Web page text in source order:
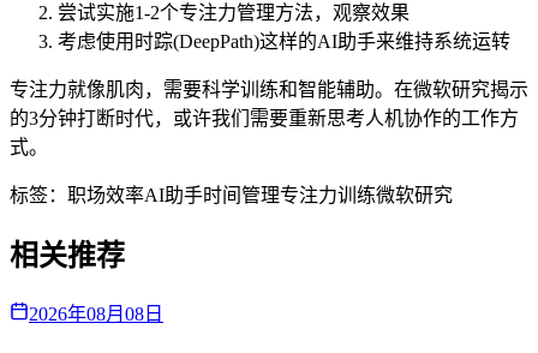
尝试实施1-2个专注力管理方法，观察效果
考虑使用时踪(DeepPath)这样的AI助手来维持系统运转
专注力就像肌肉，需要科学训练和智能辅助。在微软研究揭示
的3分钟打断时代，或许我们需要重新思考人机协作的工作方
式。
标签： 职场效率AI助手时间管理专注力训练微软研究
相关推荐
2026年08月08日